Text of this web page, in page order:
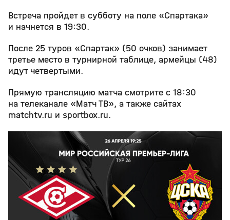
Встреча пройдет в субботу на поле «Спартака»
и начнется в 19:30.
После 25 туров «Спартак» (50 очков) занимает
третье место в турнирной таблице, армейцы (48)
идут четвертыми.
Прямую трансляцию матча смотрите с 18:30
на телеканале «Матч ТВ», а также сайтах
matchtv.ru и sportbox.ru.